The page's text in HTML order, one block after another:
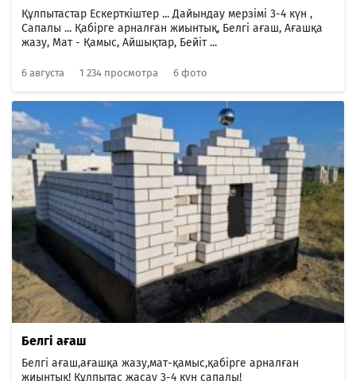
Құлпытастар Ескерткіштер ... Дайындау мерзімі 3-4 күн ,
Сапалы ... Қабірге арналған жиынтық, Белгі ағаш, Ағашқа
жазу, Мат - Қамыс, Айшықтар, Бейіт ...
6 августа 1 234 просмотра 6 фото
Белгі ағаш
Белгі ағаш,ағашқа жазу,мат-қамыс,қабірге арналған
жиынтық! Құлпытас жасау 3-4 күн сапалы!